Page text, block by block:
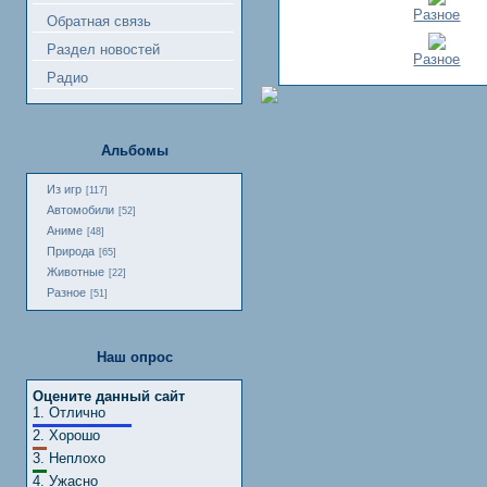
Обратная связь
Раздел новостей
Радио
Альбомы
Из игр [117]
Автомобили [52]
Аниме [48]
Природа [65]
Животные [22]
Разное [51]
Наш опрос
Оцените данный сайт
1. Отлично
2. Хорошо
3. Неплохо
4. Ужасно
Разное
Разное